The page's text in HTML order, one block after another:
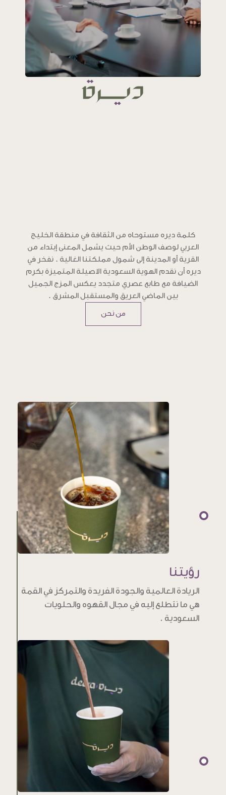
كلمة ديره مستوحاه من الثقافة في منطقة الخليج
العربي لوصف الوطن الأم حيث يشمل المعنى إبتداء من
القرية أو المدينة إلى شمول مملكتنا الغالية . نفخر في
ديره أن نقدم الهوية السعودية الاصيلة المتميزة بكرم
الضيافة مع طابع عصري متجدد يعكس المزج الجميل
بين الماضي العريق والمستقبل المشرق .
من نحن
رؤيتنا
الريادة العالمية والجودة الفريدة والتمركز في القمة
هي ما نتطلع إليه في مجال القهوه والحلويات
السعودية .